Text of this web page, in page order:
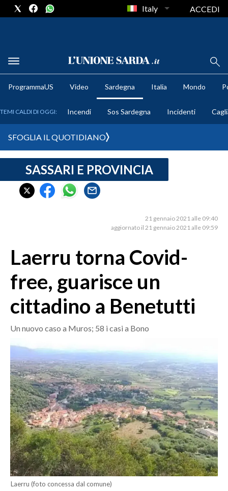
METEO
CRONACA SARDEGNA
CAGLIARI
SASSARI E PROVINCIA
GALLURA
NUORO E PROVINCIA
OGLIASTRA
CRONACA
ITALIA
MONDO
POLITICA
ECONOMIA
SERVIZI ALLE IMPRESE
LAVORO
BANDI
Italy ACCEDI
ProgrammaUS Video Sardegna Italia Mondo
TEMI CALDI DI OGGI: Incendi Sos Sardegna Incidenti
SFOGLIA IL QUOTIDIANO
SASSARI E PROVINCIA
21 gennaio 2021 alle 09:40
aggiornato il 21 gennaio 2021 alle 09:59
Laerru torna Covid-
free, guarisce un
cittadino a Benetutti
Un nuovo caso a Muros; 58 i casi a Bono
Laerru (foto concessa dal comune)